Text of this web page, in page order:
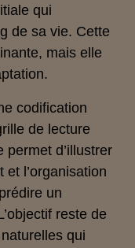
qui
de sa vie. Cette
mais elle
codification
de lecture
d’illustrer
et l’organisation
un
reste de
qui